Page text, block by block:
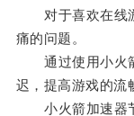
对于喜欢在线游
痛的问题。
通过使用小火箭
迟，提高游戏的流
小火箭加速器节